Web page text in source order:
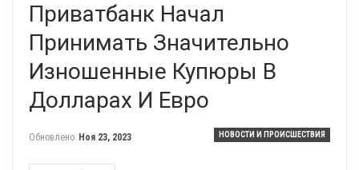
Приватбанк Начал
Принимать Значительно
Изношенные Купюры В
Долларах И Евро
НОВОСТИ И ПРОИСШЕСТВИЯ
Обновлено Ноя 23, 2023